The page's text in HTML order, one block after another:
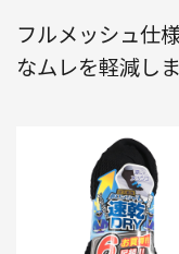
フルメッシュ仕
なムレを軽減し